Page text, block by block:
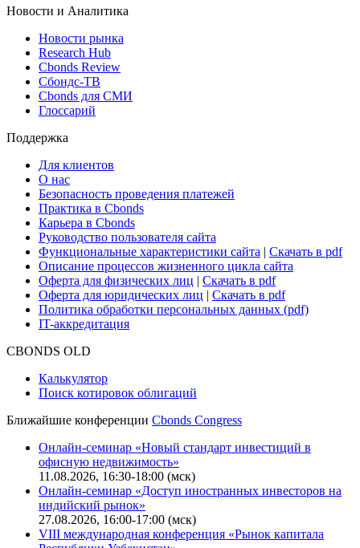
Новости и Аналитика
Новости рынка
Research Hub
Cbonds Review
Сбондс-ТВ
Cbonds для СМИ
Глоссарий
Поддержка
Для клиентов
О нас
Безопасность проведения платежей
Практика в Cbonds
Карьера в Cbonds
Руководство пользователя сайта
Функциональные характеристики сайта | Скачать в pdf
Описание процессов жизненного цикла сайта
Оферта для физических лиц | Скачать в pdf
Оферта для юридических лиц | Скачать в pdf
Политика обработки персональных данных (pdf)
IT-аккредитация
CBONDS OLD
Калькулятор
Поиск котировок облигаций
Ближайшие конференции Cbonds Congress
Онлайн-семинар «Новый стандарт инвестиций в
офисную недвижимость»
11.08.2026, 16:30-18:00 (мск)
Онлайн-семинар «Доступ иностранных инвесторов на
индийский рынок»
27.08.2026, 16:00-17:00 (мск)
VIII международная конференция «Рынок капитала